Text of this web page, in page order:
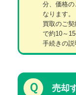
分、価格の
なります。
買取のご
で約10～
手続きの説
Ｑ
売却